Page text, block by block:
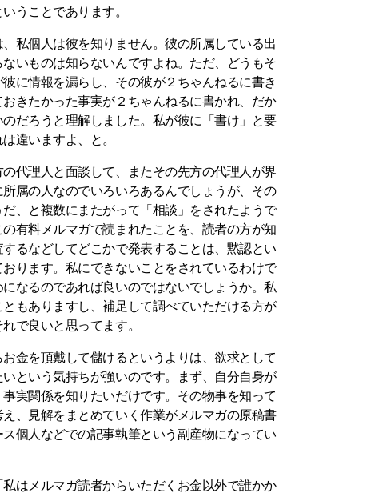
うことであります。
私個人は彼を知りません。彼の所属している出
いものは知らないんですよね。ただ、どうもそ
に情報を漏らし、その彼が２ちゃんねるに書き
きたかった事実が２ちゃんねるに書かれ、だか
だろうと理解しました。私が彼に「書け」と要
違いますよ、と。
代理人と面談して、またその先方の代理人が界
属の人なのでいろいろあるんでしょうが、その
、と複数にまたがって「相談」をされたようで
有料メルマガで読まれたことを、読者の方が知
るなどしてどこかで発表することは、黙認とい
ります。私にできないことをされているわけで
なるのであれば良いのではないでしょうか。私
もありますし、補足して調べていただける方が
で良いと思ってます。
金を頂戴して儲けるというよりは、欲求として
という気持ちが強いのです。まず、自分自身が
実関係を知りたいだけです。その物事を知って
、見解をまとめていく作業がメルマガの原稿書
個人などでの記事執筆という副産物になってい
はメルマガ読者からいただくお金以外で誰かか